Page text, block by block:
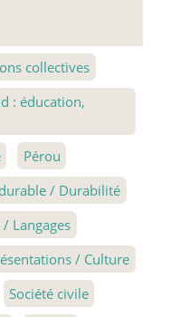
collectives
: éducation,
Pérou
/ Durabilité
/ Langages
/ Culture
Société civile